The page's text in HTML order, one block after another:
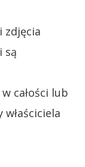
zdjęcia
są
całości lub